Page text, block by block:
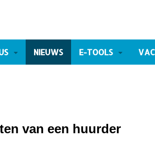
NIEUWS E-TOOLS
van een huurder